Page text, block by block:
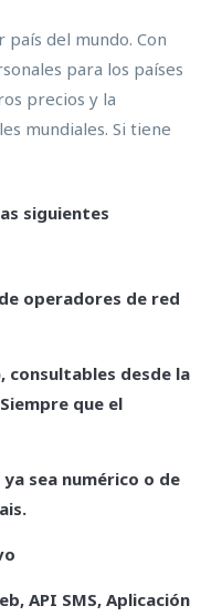
país del mundo. Con
para los países
precios y la
mundiales. Si tiene
siguientes
operadores de red
consultables desde la
que el
sea numérico o de
API SMS, Aplicación